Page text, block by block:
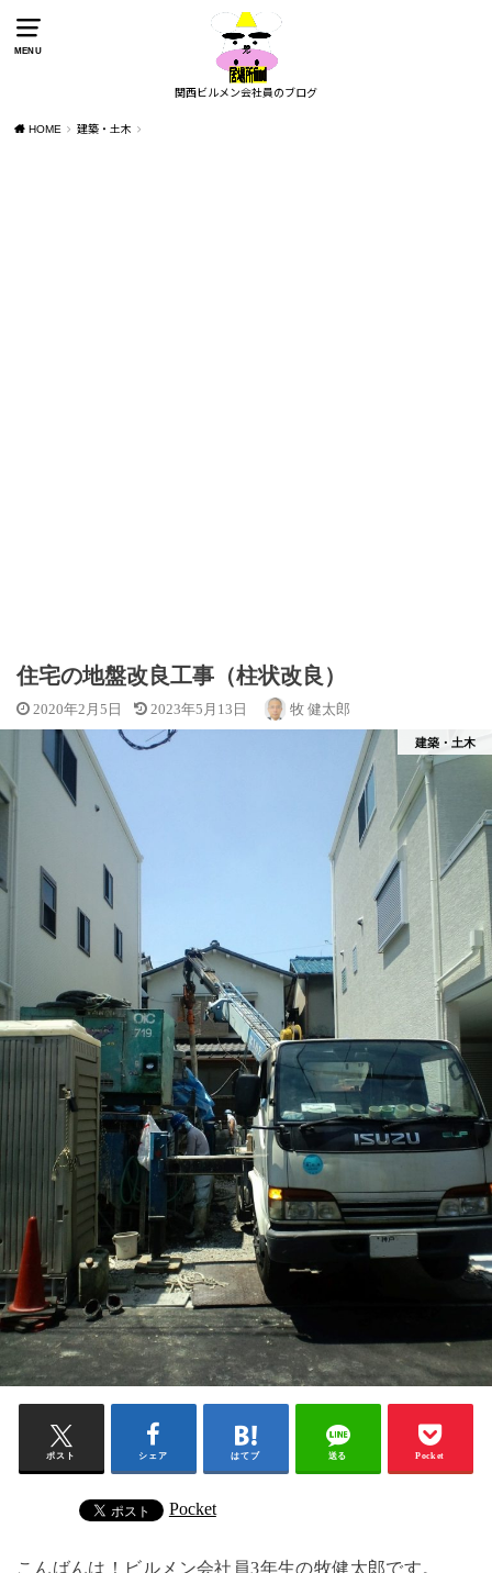
MENU
関西ビルメン会社員のブログ
HOME 建築・土木
住宅の地盤改良工事（柱状改良）
2020年2月5日 2023年5月13日 牧 健太郎
建築・土木
ポスト シェア はてブ 送る Pocket
Pocket
こんばんは！ビルメン会社員3年生の牧健太郎です。